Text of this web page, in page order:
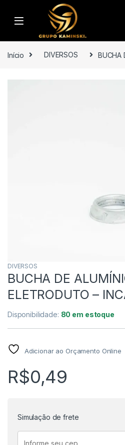
Saltar para navegação
Pular para o conteúdo
Início DIVERSOS BUCHA
DIVERSOS
BUCHA DE
ELETRODUTO –
Disponibilidade: 80 em estoque
Adicionar ao Orçamento Online
R$0,49
Simulação de frete